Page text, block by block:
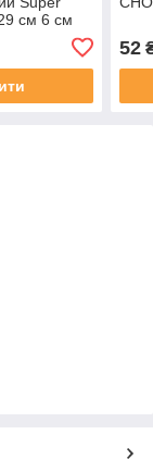
см 6 см
52